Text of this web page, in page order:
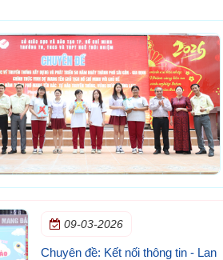
09-03-2026
Chuyên đề: Kết nối thông tin - Lan